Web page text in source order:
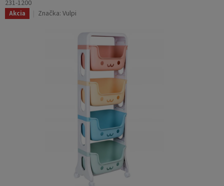
231-1200
Akcia Značka: Vulpi